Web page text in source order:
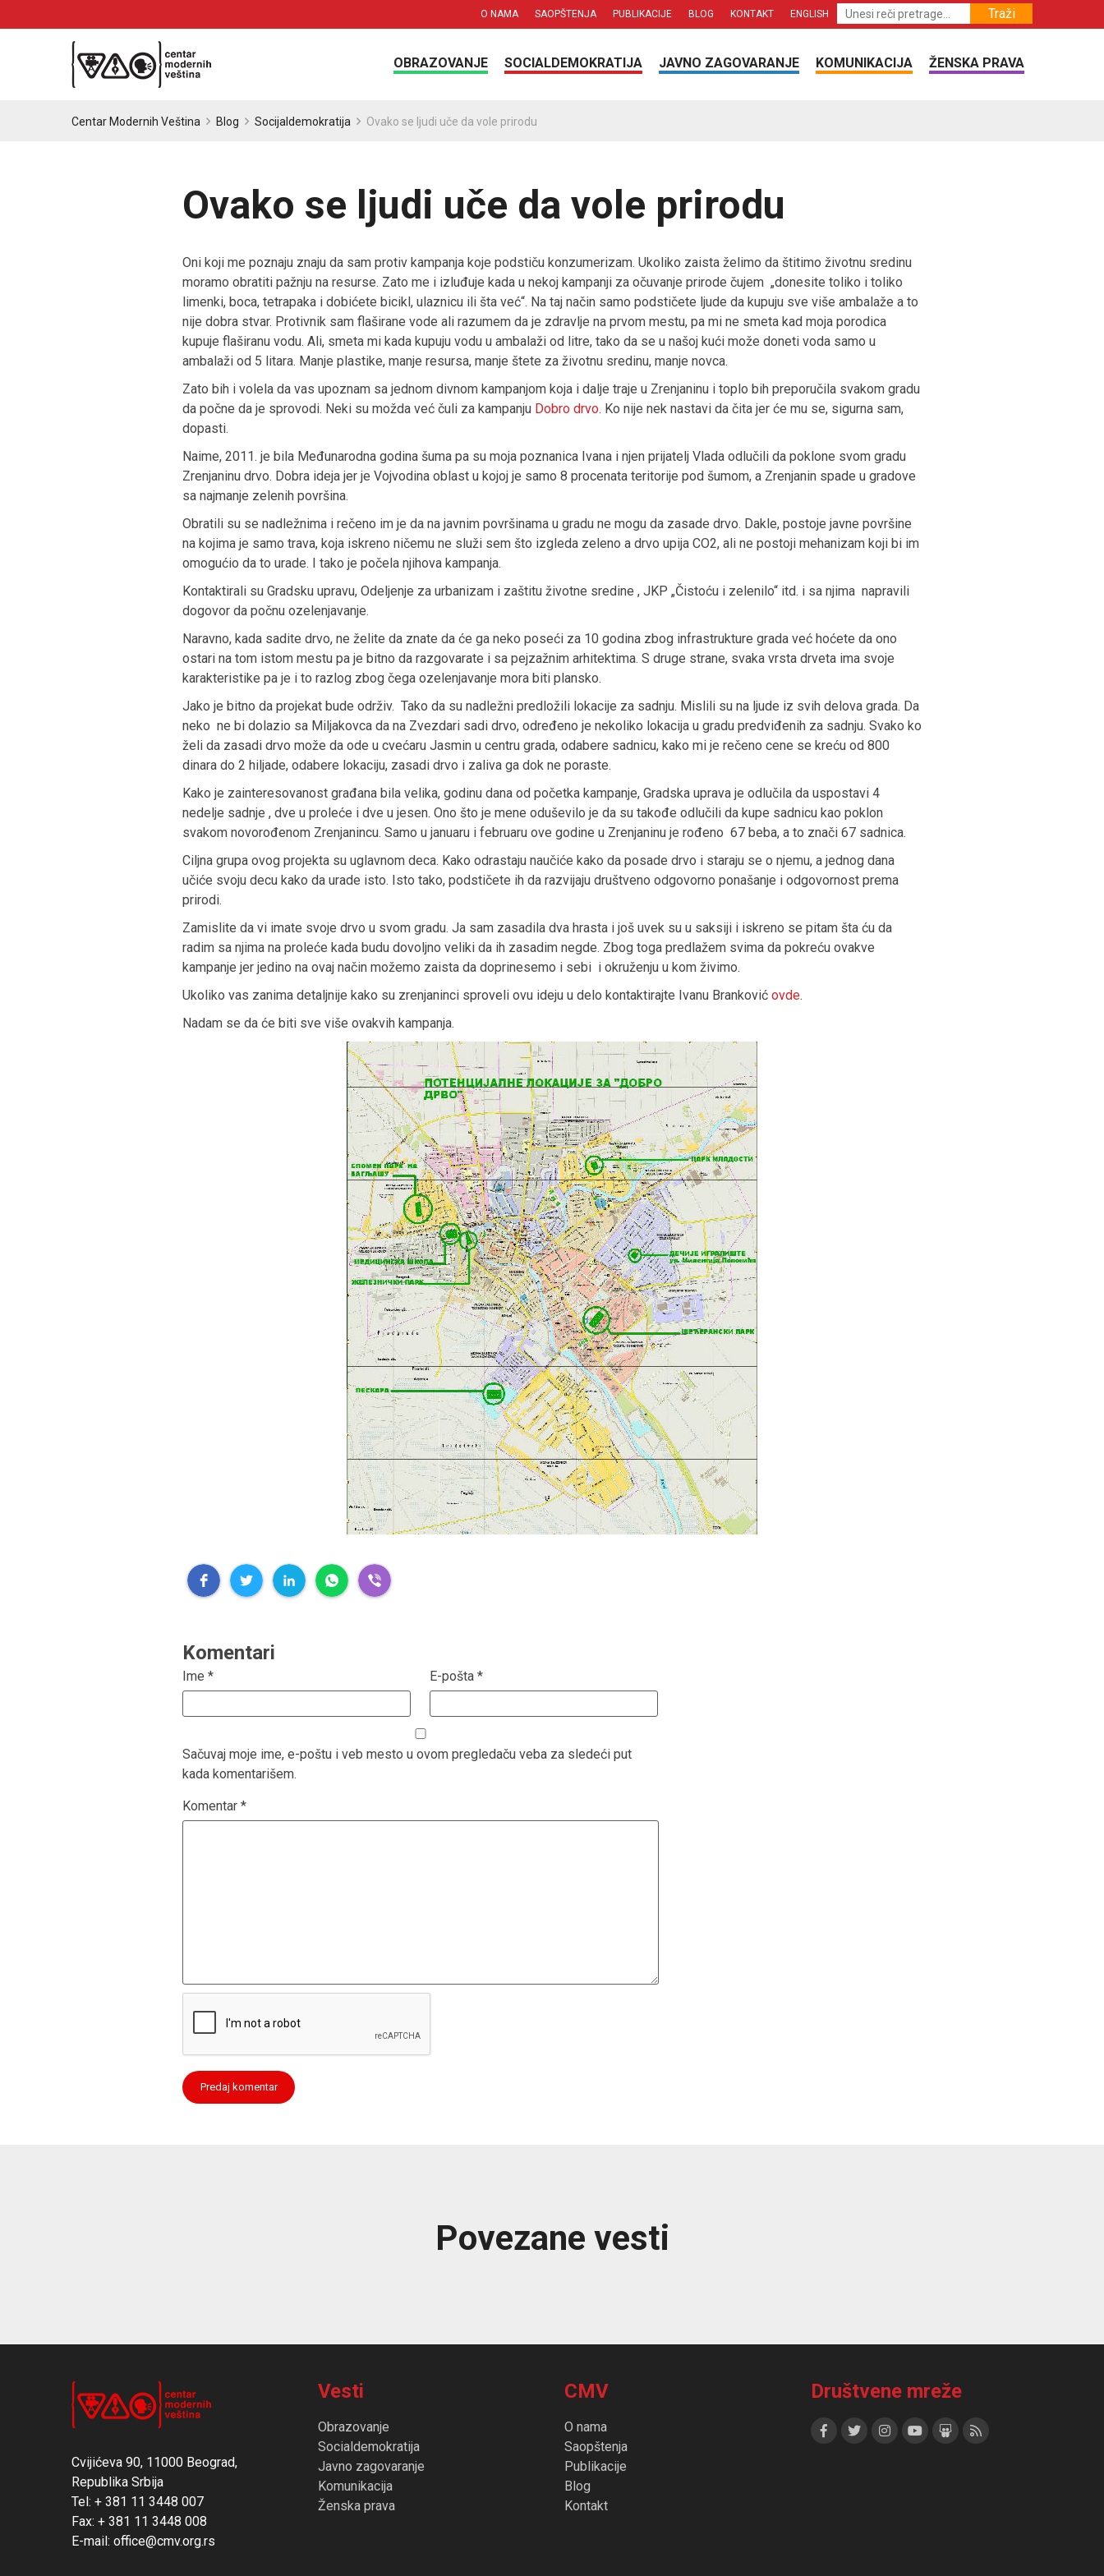
Traži
O NAMA SAOPŠTENJA PUBLIKACIJE BLOG KONTAKT ENGLISH
OBRAZOVANJE SOCIALDEMOKRATIJA JAVNO ZAGOVARANJE KOMUNIKACIJA ŽENSKA PRAVA
Centar Modernih Veština Blog Socijaldemokratija Ovako se ljudi uče da vole prirodu
Ovako se ljudi uče da vole prirodu
Oni koji me poznaju znaju da sam protiv kampanja koje podstiču konzumerizam. Ukoliko zaista želimo da štitimo životnu sredinu
moramo obratiti pažnju na resurse. Zato me i izluđuje kada u nekoj kampanji za očuvanje prirode čujem „donesite toliko i toliko
limenki, boca, tetrapaka i dobićete bicikl, ulaznicu ili šta već“. Na taj način samo podstičete ljude da kupuju sve više ambalaže a to
nije dobra stvar. Protivnik sam flaširane vode ali razumem da je zdravlje na prvom mestu, pa mi ne smeta kad moja porodica
kupuje flaširanu vodu. Ali, smeta mi kada kupuju vodu u ambalaži od litre, tako da se u našoj kući može doneti voda samo u
ambalaži od 5 litara. Manje plastike, manje resursa, manje štete za životnu sredinu, manje novca.
Zato bih i volela da vas upoznam sa jednom divnom kampanjom koja i dalje traje u Zrenjaninu i toplo bih preporučila svakom gradu
da počne da je sprovodi. Neki su možda već čuli za kampanju Dobro drvo. Ko nije nek nastavi da čita jer će mu se, sigurna sam,
dopasti.
Naime, 2011. je bila Međunarodna godina šuma pa su moja poznanica Ivana i njen prijatelj Vlada odlučili da poklone svom gradu
Zrenjaninu drvo. Dobra ideja jer je Vojvodina oblast u kojoj je samo 8 procenata teritorije pod šumom, a Zrenjanin spade u gradove
sa najmanje zelenih površina.
Obratili su se nadležnima i rečeno im je da na javnim površinama u gradu ne mogu da zasade drvo. Dakle, postoje javne površine
na kojima je samo trava, koja iskreno ničemu ne služi sem što izgleda zeleno a drvo upija CO2, ali ne postoji mehanizam koji bi im
omogućio da to urade. I tako je počela njihova kampanja.
Kontaktirali su Gradsku upravu, Odeljenje za urbanizam i zaštitu životne sredine , JKP „Čistoću i zelenilo“ itd. i sa njima napravili
dogovor da počnu ozelenjavanje.
Naravno, kada sadite drvo, ne želite da znate da će ga neko poseći za 10 godina zbog infrastrukture grada već hoćete da ono
ostari na tom istom mestu pa je bitno da razgovarate i sa pejzažnim arhitektima. S druge strane, svaka vrsta drveta ima svoje
karakteristike pa je i to razlog zbog čega ozelenjavanje mora biti plansko.
Jako je bitno da projekat bude održiv. Tako da su nadležni predložili lokacije za sadnju. Mislili su na ljude iz svih delova grada. Da
neko ne bi dolazio sa Miljakovca da na Zvezdari sadi drvo, određeno je nekoliko lokacija u gradu predviđenih za sadnju. Svako ko
želi da zasadi drvo može da ode u cvećaru Jasmin u centru grada, odabere sadnicu, kako mi je rečeno cene se kreću od 800
dinara do 2 hiljade, odabere lokaciju, zasadi drvo i zaliva ga dok ne poraste.
Kako je zainteresovanost građana bila velika, godinu dana od početka kampanje, Gradska uprava je odlučila da uspostavi 4
nedelje sadnje , dve u proleće i dve u jesen. Ono što je mene oduševilo je da su takođe odlučili da kupe sadnicu kao poklon
svakom novorođenom Zrenjanincu. Samo u januaru i februaru ove godine u Zrenjaninu je rođeno 67 beba, a to znači 67 sadnica.
Ciljna grupa ovog projekta su uglavnom deca. Kako odrastaju naučiće kako da posade drvo i staraju se o njemu, a jednog dana
učiće svoju decu kako da urade isto. Isto tako, podstičete ih da razvijaju društveno odgovorno ponašanje i odgovornost prema
prirodi.
Zamislite da vi imate svoje drvo u svom gradu. Ja sam zasadila dva hrasta i još uvek su u saksiji i iskreno se pitam šta ću da
radim sa njima na proleće kada budu dovoljno veliki da ih zasadim negde. Zbog toga predlažem svima da pokreću ovakve
kampanje jer jedino na ovaj način možemo zaista da doprinesemo i sebi i okruženju u kom živimo.
Ukoliko vas zanima detaljnije kako su zrenjaninci sproveli ovu ideju u delo kontaktirajte Ivanu Branković ovde.
Nadam se da će biti sve više ovakvih kampanja.
Komentari
Ime * E-pošta*
Sačuvaj moje ime, e-poštu i veb mesto u ovom pregledaču veba za sledeći put
kada komentarišem.
Komentar *
Povezane vesti
Cvijićeva 90, 11000 Beograd,
Republika Srbija
Tel: + 381 11 3448 007
Fax: + 381 11 3448 008
E-mail: office@cmv.org.rs
Vesti
Obrazovanje
Socialdemokratija
Javno zagovaranje
Komunikacija
Ženska prava
CMV
O nama
Saopštenja
Publikacije
Blog
Kontakt
Društvene mreže